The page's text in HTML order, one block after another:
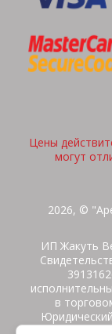
Цены
могут
2026, ©
ИП Жакуть
в
Витебская